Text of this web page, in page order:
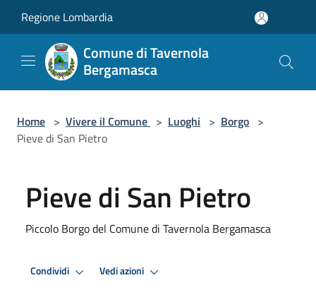
Regione Lombardia
Comune di Tavernola
Bergamasca
Home > Vivere il Comune > Luoghi > Borgo >
Pieve di San Pietro
Pieve di San Pietro
Piccolo Borgo del Comune di Tavernola Bergamasca
Condividi Vedi azioni